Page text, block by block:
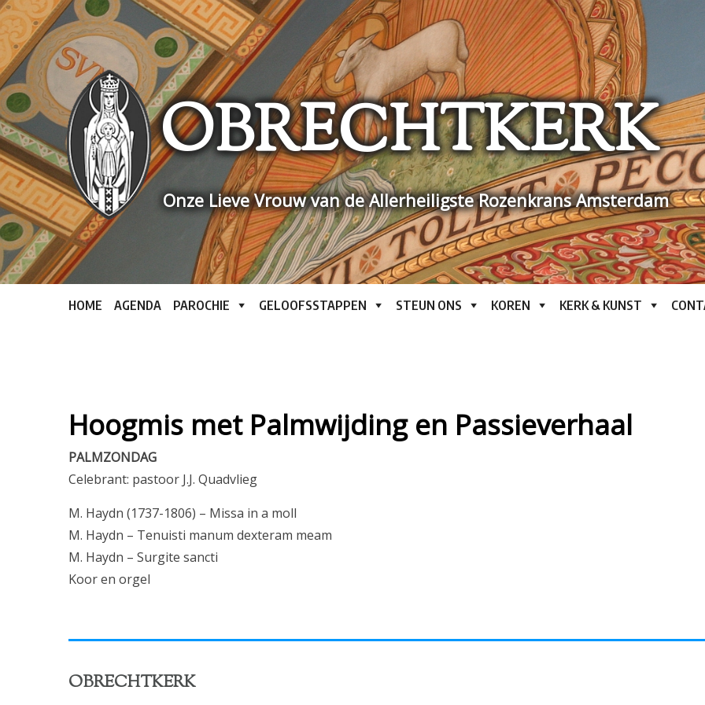
Skip
to
content
OBRECHTKERK
Onze Lieve Vrouw van de Allerheiligste Rozenkrans Amsterdam
HOME AGENDA PAROCHIE GELOOFSSTAPPEN STEUN ONS KOREN KERK & KUNST
Hoogmis met Palmwijding en Passieverhaal
PALMZONDAG
Celebrant: pastoor J.J. Quadvlieg
M. Haydn (1737-1806) – Missa in a moll
M. Haydn – Tenuisti manum dexteram meam
M. Haydn – Surgite sancti
Koor en orgel
OBRECHTKERK